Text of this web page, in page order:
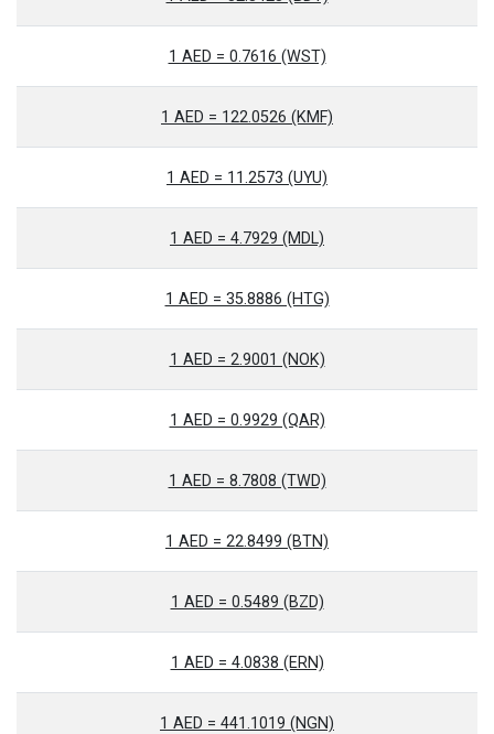
1 AED = 0.7616 (WST)
1 AED = 122.0526 (KMF)
1 AED = 11.2573 (UYU)
1 AED = 4.7929 (MDL)
1 AED = 35.8886 (HTG)
1 AED = 2.9001 (NOK)
1 AED = 0.9929 (QAR)
1 AED = 8.7808 (TWD)
1 AED = 22.8499 (BTN)
1 AED = 0.5489 (BZD)
1 AED = 4.0838 (ERN)
1 AED = 441.1019 (NGN)